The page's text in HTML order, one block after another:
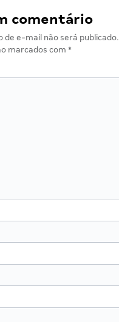
comentário
de e-mail não será publicado.
marcados com *